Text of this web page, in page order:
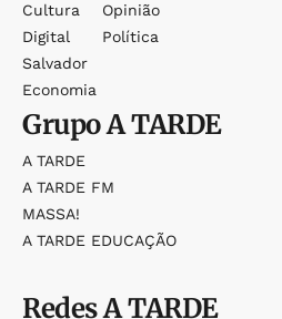
Cultura
Digital
Salvador
Economia
Opinião
Política
GrupoA TARDE
A TARDE
A TARDE FM
MASSA!
A TARDE EDUCAÇÃO
RedesA TARDE